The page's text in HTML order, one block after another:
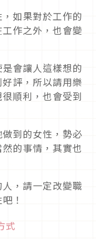
如果對於工作的
作之外，也會變
會讓人這樣想的
評，所以請用樂
順利，也會受到
到的女性，勢必
的事情，其實也
，請一定改變職
！
式